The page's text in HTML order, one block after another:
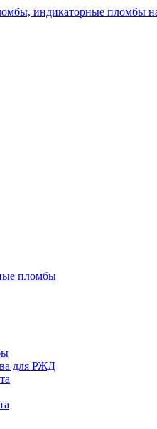
индикаторные пломбы
пломбы
для РЖД